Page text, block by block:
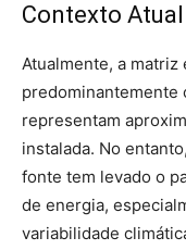
Contexto Atual
Atualmente, a
predominantemente
representam
instalada. No
fonte tem levado o
de energia,
variabilidade